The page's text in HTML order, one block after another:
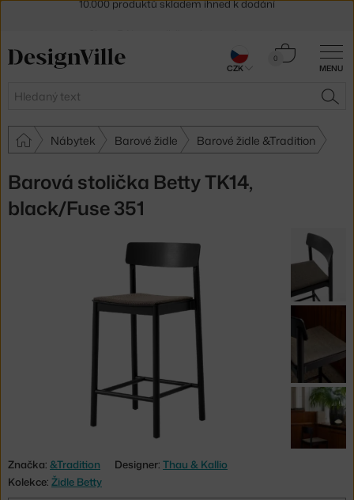
MENU
Hledat
0
Košík
Nábytek Barové židle Barové židle &Tradition
Barová stolička Betty TK14,
black/Fuse 351
Značka: &Tradition Designer: Thau & Kallio
Kolekce: Židle Betty
30 dní na vrácení zboží
CZK